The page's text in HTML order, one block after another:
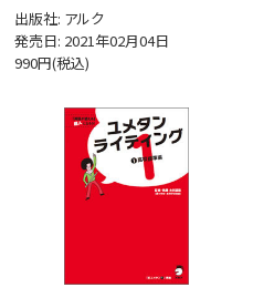
出版社: アルク
発売日: 2021年02月04日
990円(税込)